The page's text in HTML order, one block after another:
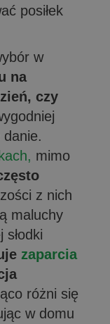
posiłek
w
na
czy
mimo
z nich
maluchy
zaparcia
różni się
w domu